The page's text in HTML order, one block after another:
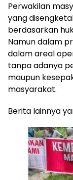
Perwakilan
yang
berdasarkan
Namun dalam
dalam areal
tanpa adanya
maupun
masyarakat.
Berita lainnya